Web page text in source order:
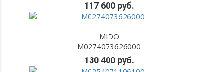
117 600 руб.
MIDO
M0274073626000
130 400 руб.